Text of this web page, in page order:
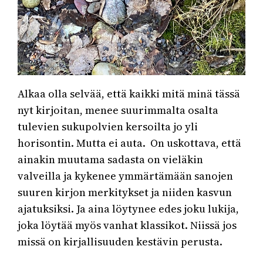
Alkaa olla selvää, että kaikki mitä minä tässä
nyt kirjoitan, menee suurimmalta osalta
tulevien sukupolvien kersoilta jo yli
horisontin. Mutta ei auta. On uskottava, että
ainakin muutama sadasta on vieläkin
valveilla ja kykenee ymmärtämään sanojen
suuren kirjon merkitykset ja niiden kasvun
ajatuksiksi. Ja aina löytynee edes joku lukija,
joka löytää myös vanhat klassikot. Niissä jos
missä on kirjallisuuden kestävin perusta.